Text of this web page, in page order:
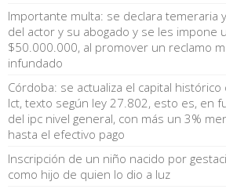
Importante multa: se declara temeraria
del actor y su abogado y se les impone
$50.000.000, al promover un reclamo
infundado
Córdoba: se actualiza el capital
lct, texto según ley 27.802, esto es, en
del ipc nivel general, con más un 3%
hasta el efectivo pago
Inscripción de un niño nacido por
como hijo de quien lo dio a luz